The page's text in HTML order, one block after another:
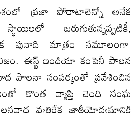
ప్రజా పోరాటాలెన్నో అనేక
జరుగుతున్నప్పటికీ,
పునాది మాత్రం సమూలంగా
ఈస్ట్ ఇండియా కంపెనీ పాలన
సంపర్కంతో ప్రవేశించిన
కొంత వ్యాప్తి చెంది సంఘ